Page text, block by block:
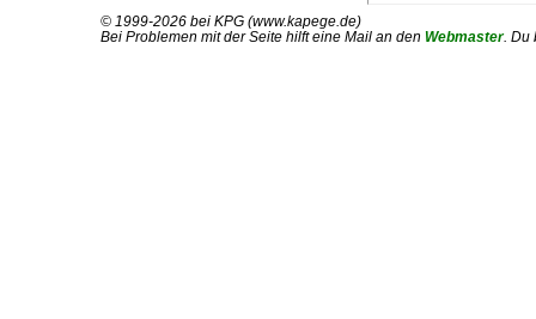
© 1999-2026 bei KPG (www.kapege.de)
Bei Problemen mit der Seite hilft eine Mail an den Webmaster. Du